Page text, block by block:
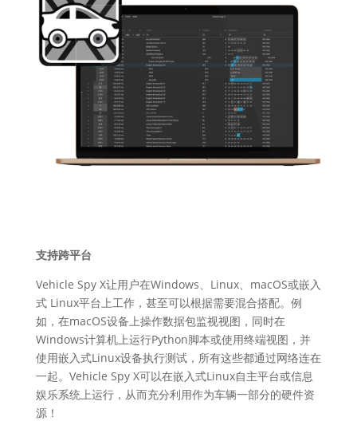
支持跨平台
Vehicle Spy X让用户在Windows、Linux、macOS或嵌入
式 Linux平台上工作，甚至可以根据需要混合搭配。例
如，在macOS设备上操作数据包监视视图，同时在
Windows计算机上运行Python脚本或使用终端视图，并
使用嵌入式Linux设备执行测试，所有这些都通过网络连在
一起。Vehicle Spy X可以在嵌入式Linux自主平台或信息
娱乐系统上运行，从而充分利用作为车辆一部分的硬件资
源！